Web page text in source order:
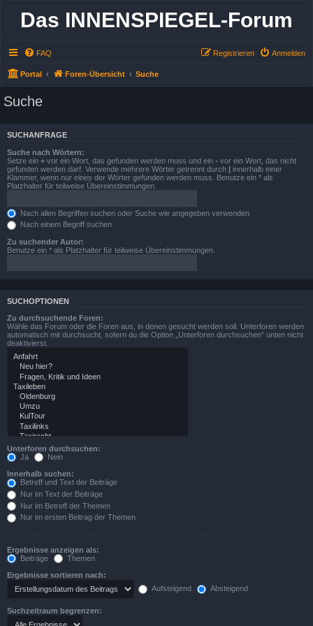
Das INNENSPIEGEL-Forum
FAQ Anmelden
Registrieren
Portal Foren-Übersicht Suche
Suche
SUCHANFRAGE
Suche nach Wörtern:
Setze ein + vor ein Wort, das gefunden werden muss und ein - vor ein Wort, das nicht
gefunden werden darf. Verwende mehrere Wörter getrennt durch | innerhalb einer
Klammer, wenn nur eines der Wörter gefunden werden muss. Benutze ein * als
Platzhalter für teilweise Übereinstimmungen.
Nach allen Begriffen suchen oder Suche wie angegeben verwenden
Nach einem Begriff suchen
Zu suchender Autor:
Benutze ein * als Platzhalter für teilweise Übereinstimmungen.
SUCHOPTIONEN
Zu durchsuchende Foren:
Wähle das Forum oder die Foren aus, in denen gesucht werden soll. Unterforen werden
automatisch mit durchsucht, sofern du die Option „Unterforen durchsuchen“ unten nicht
deaktivierst.
Unterforen durchsuchen:
Ja
Nein
Innerhalb suchen:
Betreff und Text der Beiträge
Nur im Text der Beiträge
Nur im Betreff der Themen
Nur im ersten Beitrag der Themen
Ergebnisse anzeigen als:
Beiträge
Themen
Ergebnisse sortieren nach:
Aufsteigend
Absteigend
Suchzeitraum begrenzen: